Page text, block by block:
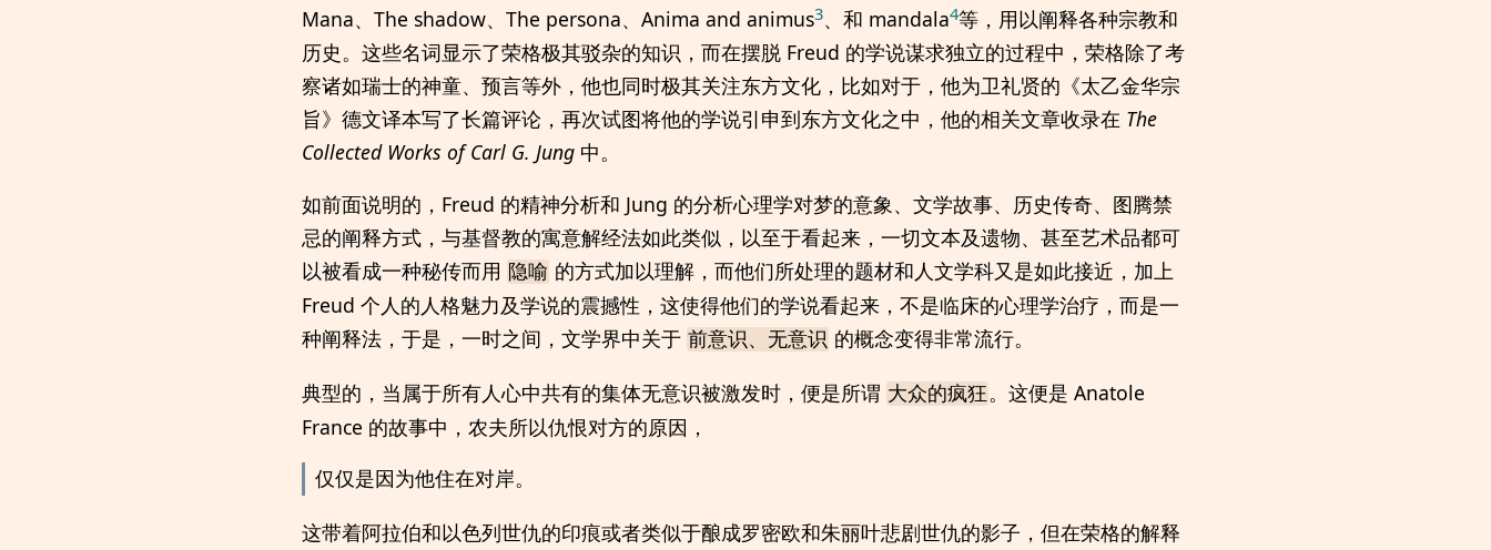
Mana、The shadow、The persona、Anima and animus3、和 mandala4等，用以阐释各种宗教和
历史。这些名词显示了荣格极其驳杂的知识，而在摆脱 Freud 的学说谋求独立的过程中，荣格除了考
察诸如瑞士的神童、预言等外，他也同时极其关注东方文化，比如对于，他为卫礼贤的《太乙金华宗
旨》德文译本写了长篇评论，再次试图将他的学说引申到东方文化之中，他的相关文章收录在 The
Collected Works of Carl G. Jung 中。
如前面说明的，Freud 的精神分析和 Jung 的分析心理学对梦的意象、文学故事、历史传奇、图腾禁
忌的阐释方式，与基督教的寓意解经法如此类似，以至于看起来，一切文本及遗物、甚至艺术品都可
以被看成一种秘传而用 隐喻 的方式加以理解，而他们所处理的题材和人文学科又是如此接近，加上
Freud 个人的人格魅力及学说的震撼性，这使得他们的学说看起来，不是临床的心理学治疗，而是一
种阐释法，于是，一时之间，文学界中关于 前意识、无意识 的概念变得非常流行。
典型的，当属于所有人心中共有的集体无意识被激发时，便是所谓 大众的疯狂 。这便是 Anatole
France 的故事中，农夫所以仇恨对方的原因，
仅仅是因为他住在对岸。
这带着阿拉伯和以色列世仇的印痕或者类似于酿成罗密欧和朱丽叶悲剧世仇的影子，但在荣格的解释